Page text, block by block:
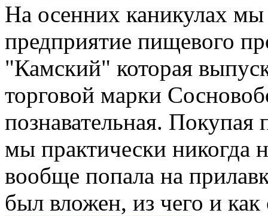
На осенних каникулах мы
предприятие пищевого
"Камский" которая
торговой марки
познавательная.
мы практически никогда
вообще попала на
был вложен, из чего и как